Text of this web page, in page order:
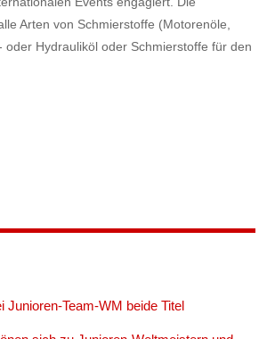
Arten von Schmierstoffe (Motorenöle,
oder Hydrauliköl oder Schmierstoffe für den
Junioren-Team-WM beide Titel